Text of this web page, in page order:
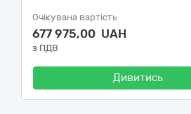
Очікувана вартість
677 975,00 UAH
з ПДВ
Дивитись